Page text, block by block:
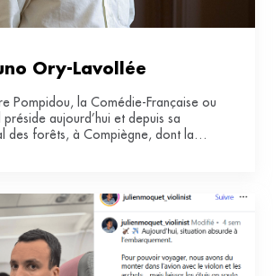
Ory-Lavollée
Pompidou, la Comédie-Française ou
aujourd’hui et depuis sa
des forêts, à Compiègne, dont la